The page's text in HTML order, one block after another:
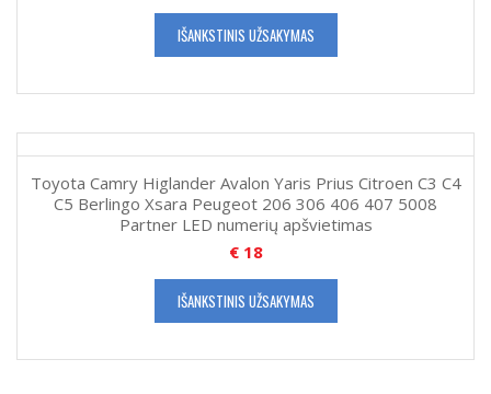
IŠANKSTINIS UŽSAKYMAS
Toyota Camry Higlander Avalon Yaris Prius Citroen C3 C4
C5 Berlingo Xsara Peugeot 206 306 406 407 5008
Partner LED numerių apšvietimas
€18
IŠANKSTINIS UŽSAKYMAS